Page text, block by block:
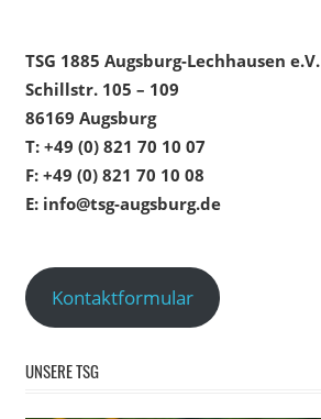
TSG 1885 Augsburg-Lechhausen e.V.
Schillstr. 105 – 109
86169 Augsburg
T: +49 (0) 821 70 10 07
F: +49 (0) 821 70 10 08
E: info@tsg-augsburg.de
Kontaktformular
UNSERE TSG